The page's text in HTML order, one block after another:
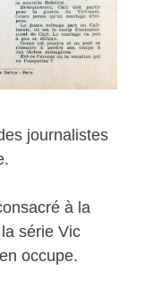
journalistes
à la
série Vic
occupe.